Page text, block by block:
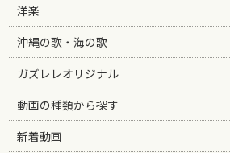
洋楽
沖縄の歌・海の歌
ガズレレオリジナル
動画の種類から探す
新着動画